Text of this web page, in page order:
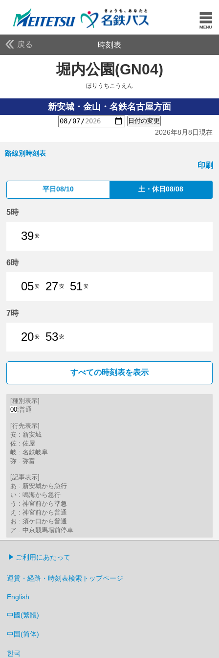
戻る 時刻表
堀内公園(GN04)
ほりうちこうえん
新安城・金山・名鉄名古屋方面
日付の変更
2026年8月8日現在
路線別時刻表
印刷
平日08/10 土・休日08/08
5時
39安
6時
05安
27安
51安
7時
20安
53安
すべての時刻表を表示
[種別表示]
00:普通
[行先表示]
安 : 新安城
佐 : 佐屋
岐 : 名鉄岐阜
弥 : 弥富
[記事表示]
あ : 新安城から急行
い : 鳴海から急行
う : 神宮前から準急
え : 神宮前から普通
お : 須ケ口から普通
ア : 中京競馬場前停車
ご利用にあたって
運賃・経路・時刻表検索トップページ
English
中國(繁體)
中国(简体)
한국